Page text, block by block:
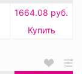
1664.08 руб.
Купить